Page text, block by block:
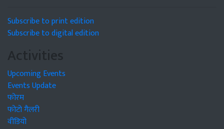
Subscribe to print edition
Subscribe to digital edition
Activities
Upcoming Events
Events Update
फोरम
फोटो गैलरी
वीडियो